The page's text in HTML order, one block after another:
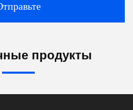
продукты